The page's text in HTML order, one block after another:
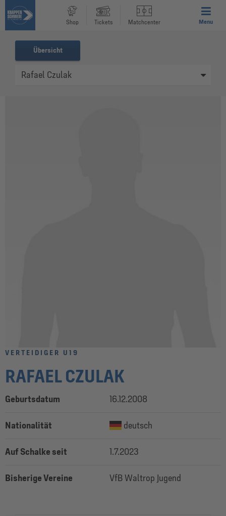
Shop Tickets Matchcenter Menu
Übersicht
VERTEIDIGER U19
RAFAEL CZULAK
Geburtsdatum 16.12.2008
Nationalität deutsch
Auf Schalke seit 1.7.2023
Bisherige Vereine VfB Waltrop Jugend